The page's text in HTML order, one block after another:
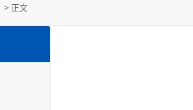
> 正文